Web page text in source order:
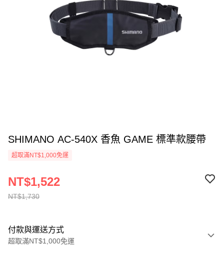
SHIMANO AC-540X 香魚 GAME 標準款腰帶
超取滿NT$1,000免運
NT$1,730
NT$1,522
付款與運送方式
超取滿NT$1,000免運